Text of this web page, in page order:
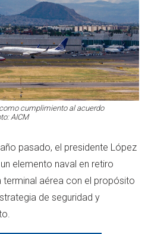
cumplimiento al acuerdo
AICM
pasado, el presidente López
elemento naval en retiro
aérea con el propósito
de seguridad y